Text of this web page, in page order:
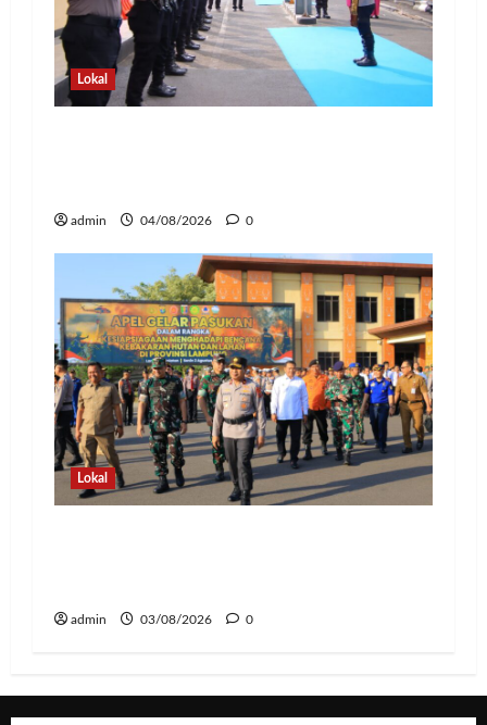
Lokal
admin 04/08/2026 0
Lokal
admin 03/08/2026 0